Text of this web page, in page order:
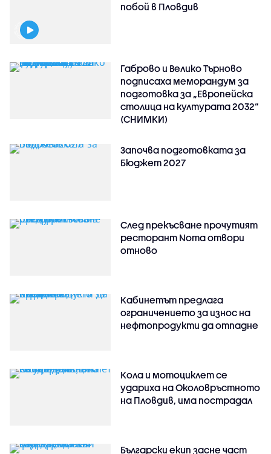
побой в Пловдив
Габрово и Велико Търново
подписаха меморандум за
подготовка за „Европейска
столица на културата 2032“
(СНИМКИ)
Започва подготовката за
Бюджет 2027
След прекъсване прочутият
ресторант Noma отвори
отново
Кабинетът предлага
ограничението за износ на
нефтопродукти да отпадне
Кола и мотоциклет се
удариха на Околовръстното
на Пловдив, има пострадал
Български екип засне част